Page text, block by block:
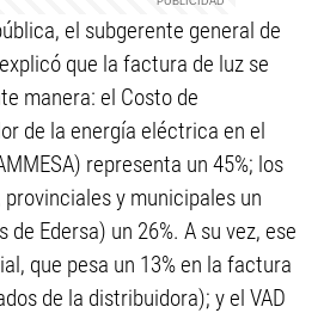
el subgerente general de
que la factura de luz se
manera: el Costo de
de la energía eléctrica en el
representa un 45%; los
y municipales un
de Edersa) un 26%. A su vez, ese
que pesa un 13% en la factura
de la distribuidora); y el VAD